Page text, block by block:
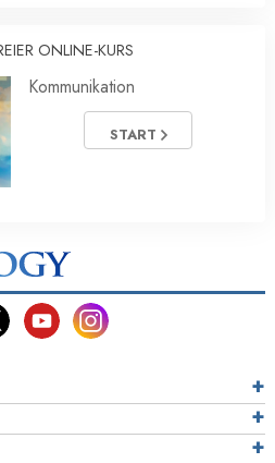
ONLINE-KURS
Kommunikation
START